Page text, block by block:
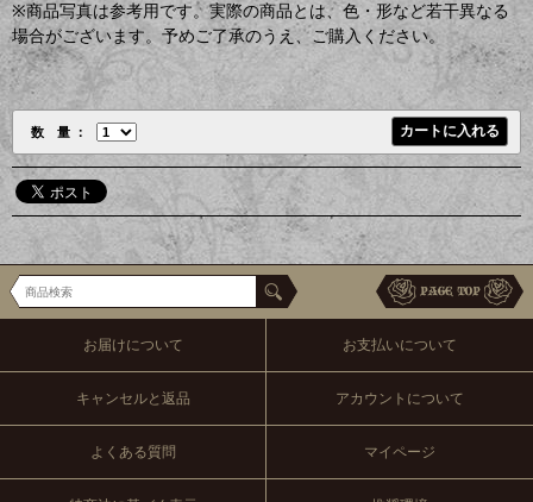
※商品写真は参考用です。実際の商品とは、色・形など若干異なる
場合がございます。予めご了承のうえ、ご購入ください。
数 量
お届けについて お支払いについて
キャンセルと返品 アカウントについて
よくある質問 マイページ